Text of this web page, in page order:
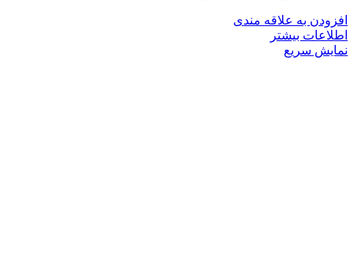
افزودن به علاقه مندی
اطلاعات بیشتر
نمایش سریع